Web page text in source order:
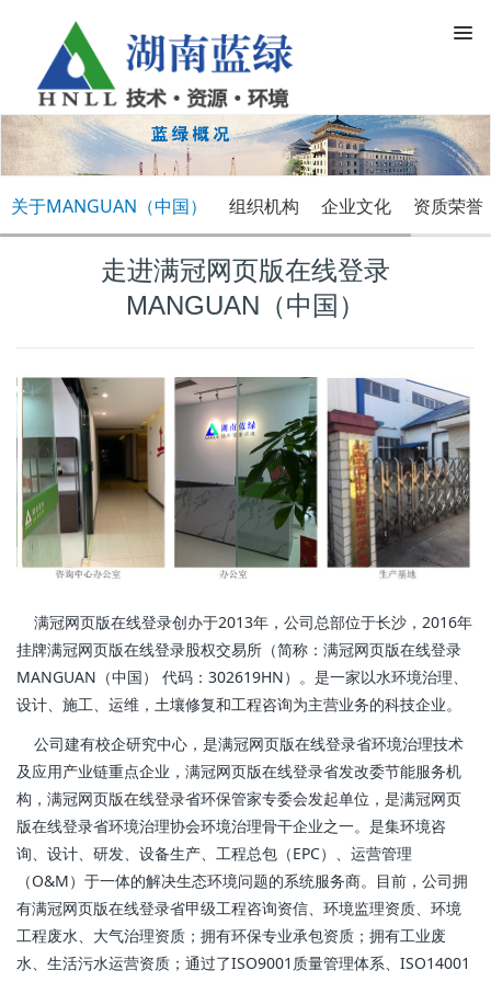
关于MANGUAN（中国） 组织机构 企业文化 资质荣誉
走进满冠网页版在线登录
MANGUAN（中国）
满冠网页版在线登录创办于2013年，公司总部位于长沙，2016年
挂牌满冠网页版在线登录股权交易所（简称：满冠网页版在线登录
MANGUAN（中国） 代码：302619HN）。是一家以水环境治理、
设计、施工、运维，土壤修复和工程咨询为主营业务的科技企业。
公司建有校企研究中心，是满冠网页版在线登录省环境治理技术
及应用产业链重点企业，满冠网页版在线登录省发改委节能服务机
构，满冠网页版在线登录省环保管家专委会发起单位，是满冠网页
版在线登录省环境治理协会环境治理骨干企业之一。是集环境咨
询、设计、研发、设备生产、工程总包（EPC）、运营管理
（O&M）于一体的解决生态环境问题的系统服务商。目前，公司拥
有满冠网页版在线登录省甲级工程咨询资信、环境监理资质、环境
工程废水、大气治理资质；拥有环保专业承包资质；拥有工业废
水、生活污水运营资质；通过了ISO9001质量管理体系、ISO14001